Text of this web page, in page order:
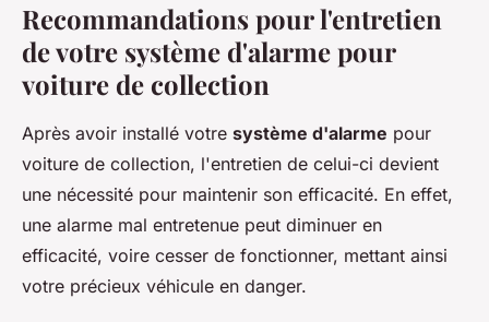
Recommandations pour l'entretien
de votre système d'alarme pour
voiture de collection
Après avoir installé votre système d'alarme pour
voiture de collection, l'entretien de celui-ci devient
une nécessité pour maintenir son efficacité. En effet,
une alarme mal entretenue peut diminuer en
efficacité, voire cesser de fonctionner, mettant ainsi
votre précieux véhicule en danger.